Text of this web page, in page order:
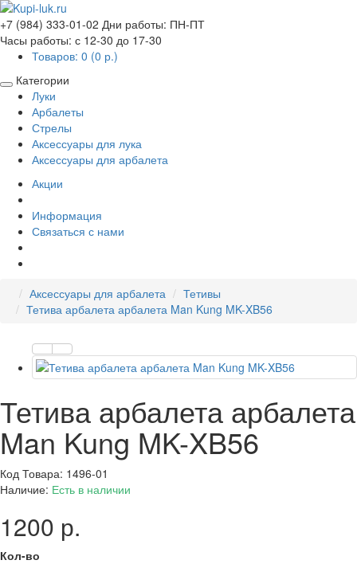
+7 (984) 333-01-02 Дни работы: ПН-ПТ
Часы работы: с 12-30 до 17-30
Товаров: 0 (0 р.)
Категории
Луки
Арбалеты
Стрелы
Аксессуары для лука
Аксессуары для арбалета
Акции
Информация
Связаться с нами
Аксессуары для арбалета
Тетивы
Тетива арбалета арбалета Man Kung MK-XB56
Тетива арбалета арбалета
Man Kung MK-XB56
Код Товара: 1496-01
Наличие: Есть в наличии
1200 р.
Кол-во